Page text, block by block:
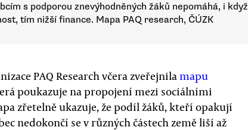
s podporou znevýhodněných žáků nepomáhá, i když
tím nižší finance. Mapa PAQ research, ČÚZK
PAQ Research včera zveřejnilamapu
poukazuje na propojení mezi sociálními
zřetelně ukazuje, že podíl žáků, kteří opakují
nedokončí se v různých částech země liší až